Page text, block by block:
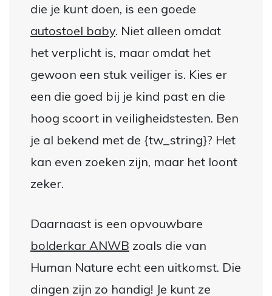
die je kunt doen, is een goede
autostoel baby. Niet alleen omdat
het verplicht is, maar omdat het
gewoon een stuk veiliger is. Kies er
een die goed bij je kind past en die
hoog scoort in veiligheidstesten. Ben
je al bekend met de {tw_string}? Het
kan even zoeken zijn, maar het loont
zeker.
Daarnaast is een opvouwbare
bolderkar ANWB zoals die van
Human Nature echt een uitkomst. Die
dingen zijn zo handig! Je kunt ze